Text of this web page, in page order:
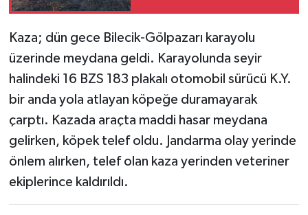
Kaza; dün gece Bilecik-Gölpazarı karayolu
üzerinde meydana geldi. Karayolunda seyir
halindeki 16 BZS 183 plakalı otomobil sürücü K.Y.
bir anda yola atlayan köpeğe duramayarak
çarptı. Kazada araçta maddi hasar meydana
gelirken, köpek telef oldu. Jandarma olay yerinde
önlem alırken, telef olan kaza yerinden veteriner
ekiplerince kaldırıldı.